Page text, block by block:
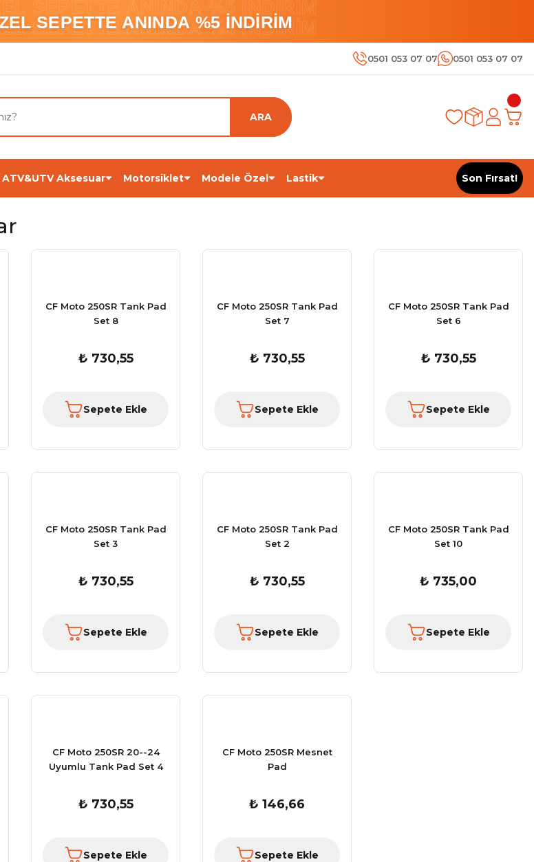
SEPETTE ANINDA %5 İNDİRİM
SEPETTE ANINDA %5 İNDİRİM
SEPETTE ANINDA %5 İNDİRİM
0501 053 07 07 0501 053 07 07
ARA
ATV&UTV Aksesuar Motorsiklet Modele Özel Lastik Son Fırsat!
CF Moto 250SR Tank Pad
Set 8
₺ 730,55
Sepete Ekle
CF Moto 250SR Tank Pad
Set 7
₺ 730,55
Sepete Ekle
CF Moto 250SR Tank Pad
Set 6
₺ 730,55
Sepete Ekle
CF Moto 250SR Tank Pad
Set 3
₺ 730,55
Sepete Ekle
CF Moto 250SR Tank Pad
Set 2
₺ 730,55
Sepete Ekle
CF Moto 250SR Tank Pad
Set 10
₺ 735,00
Sepete Ekle
CF Moto 250SR 20--24
Uyumlu Tank Pad Set 4
₺ 730,55
Sepete Ekle
CF Moto 250SR Mesnet
Pad
₺ 146,66
Sepete Ekle